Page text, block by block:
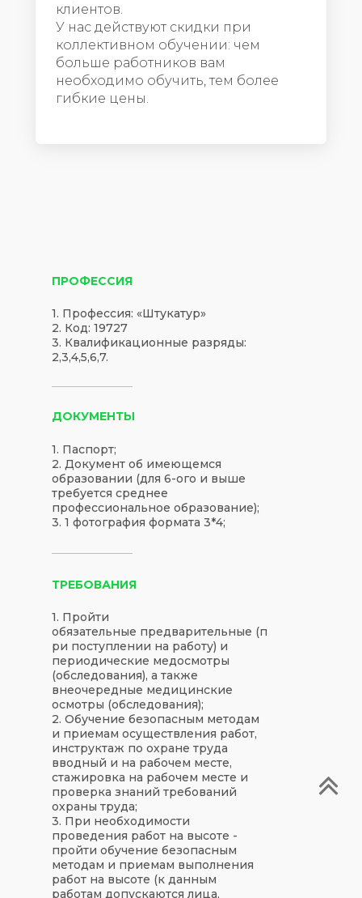
клиентов.
У нас действуют скидки при
коллективном обучении: чем
больше работников вам
необходимо обучить, тем более
гибкие цены.
ПРОФЕССИЯ
ДОКУМЕНТЫ
ТРЕБОВАНИЯ
1. Профессия: «Штукатур»
2. Код: 19727
3. Квалификационные разряды:
2,3,4,5,6,7.
1. Паспорт;
2. Документ об имеющемся
образовании (для 6-ого и выше
требуется среднее
профессиональное образование);
3. 1 фотография формата 3*4;
1. Пройти
обязательные предварительные (п
ри поступлении на работу) и
периодические медосмотры
(обследования), а также
внеочередные медицинские
осмотры (обследования);
2. Обучение безопасным методам
и приемам осуществления работ,
инструктаж по охране труда
вводный и на рабочем месте,
стажировка на рабочем месте и
проверка знаний требований
охраны труда;
3. При необходимости
проведения работ на высоте -
пройти обучение безопасным
методам и приемам выполнения
работ на высоте (к данным
работам допускаются лица,